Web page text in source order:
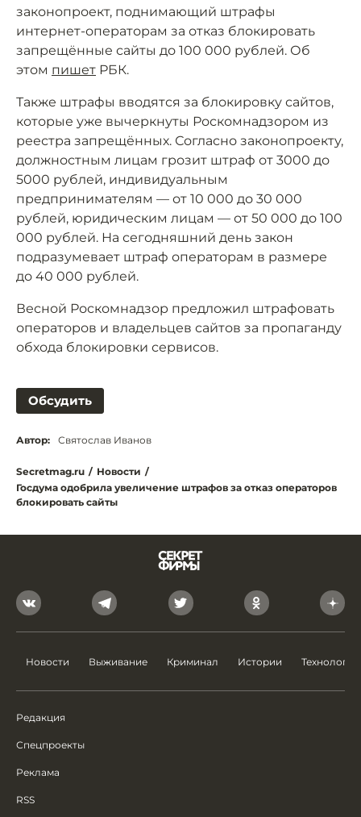
законопроект, поднимающий штрафы
интернет-операторам за отказ блокировать
запрещённые сайты до 100 000 рублей. Об
этом пишет РБК.
Также штрафы вводятся за блокировку сайтов,
которые уже вычеркнуты Роскомнадзором из
реестра запрещённых. Согласно законопроекту,
должностным лицам грозит штраф от 3000 до
5000 рублей, индивидуальным
предпринимателям — от 10 000 до 30 000
рублей, юридическим лицам — от 50 000 до 100
000 рублей. На сегодняшний день закон
подразумевает штраф операторам в размере
до 40 000 рублей.
Весной Роскомнадзор предложил штрафовать
операторов и владельцев сайтов за пропаганду
обхода блокировки сервисов.
Обсудить
Автор: Святослав Иванов
Secretmag.ru / Новости /
Госдума одобрила увеличение штрафов за отказ операторов
блокировать сайты
Новости Выживание Криминал Истории Технологии
Редакция
Спецпроекты
Реклама
RSS